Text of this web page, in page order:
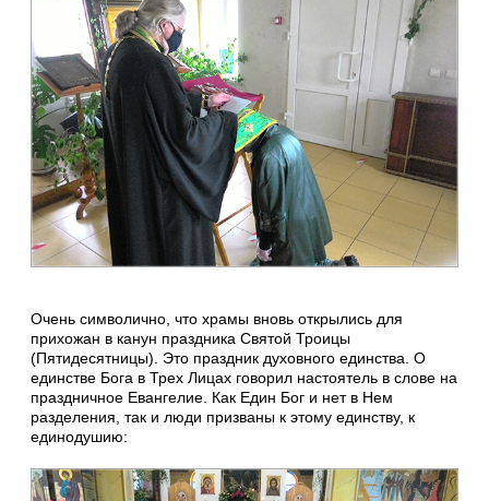
Очень символично, что храмы вновь открылись для
прихожан в канун праздника Святой Троицы
(Пятидесятницы). Это праздник духовного единства. О
единстве Бога в Трех Лицах говорил настоятель в слове на
праздничное Евангелие. Как Един Бог и нет в Нем
разделения, так и люди призваны к этому единству, к
единодушию: